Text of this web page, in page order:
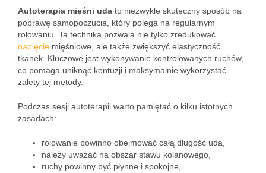
Autoterapia mięśni uda to niezwykle skuteczny sposób na
poprawę samopoczucia, który polega na regularnym
rolowaniu. Ta technika pozwala nie tylko zredukować
napięcie mięśniowe, ale także zwiększyć elastyczność
tkanek. Kluczowe jest wykonywanie kontrolowanych ruchów,
co pomaga uniknąć kontuzji i maksymalnie wykorzystać
zalety tej metody.
Podczas sesji autoterapii warto pamiętać o kilku istotnych
zasadach:
rolowanie powinno obejmować całą długość uda,
należy uważać na obszar stawu kolanowego,
ruchy powinny być płynne i spokojne,